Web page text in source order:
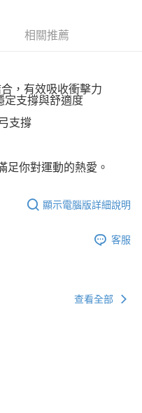
相關推薦
，有效吸收衝擊力
定支撐與舒適度
支撐
足你對運動的熱愛。
顯示電腦版詳細說明
客服
查看全部